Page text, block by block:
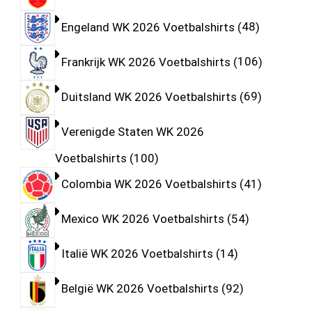
Engeland WK 2026 Voetbalshirts 48
Frankrijk WK 2026 Voetbalshirts 106
Duitsland WK 2026 Voetbalshirts 69
Verenigde Staten WK 2026
Voetbalshirts 100
Colombia WK 2026 Voetbalshirts 41
Mexico WK 2026 Voetbalshirts 54
Italië WK 2026 Voetbalshirts 14
België WK 2026 Voetbalshirts 92